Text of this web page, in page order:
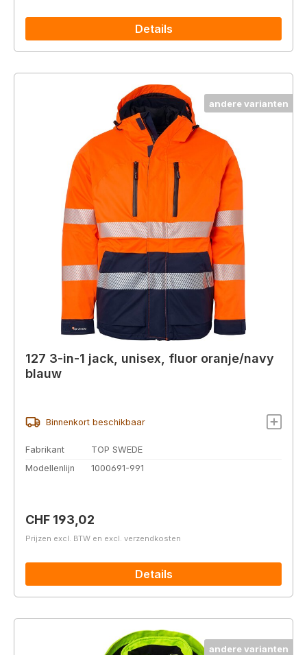
Details
andere varianten
127 3-in-1 jack, unisex, fluor oranje/navy
blauw
Binnenkort beschikbaar
Fabrikant
TOP SWEDE
Modellenlijn
1000691-991
Normale prijs:
CHF 193,02
Prijzen excl. BTW en excl. verzendkosten
Details
andere varianten